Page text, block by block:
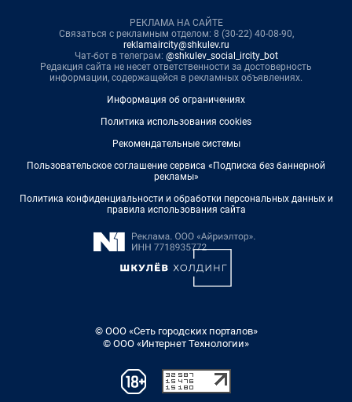
РЕКЛАМА НА САЙТЕ
Связаться с рекламным отделом: 8 (30-22) 40-08-90,
reklamaircity@shkulev.ru
Чат-бот в телеграм: @shkulev_social_ircity_bot
Редакция сайта не несет ответственности за достоверность
информации, содержащейся в рекламных объявлениях.
Информация об ограничениях
Политика использования cookies
Рекомендательные системы
Пользовательское соглашение сервиса «Подписка без баннерной
рекламы»
Политика конфиденциальности и обработки персональных данных и
правила использования сайта
© ООО «Сеть городских порталов»
© ООО «Интернет Технологии»